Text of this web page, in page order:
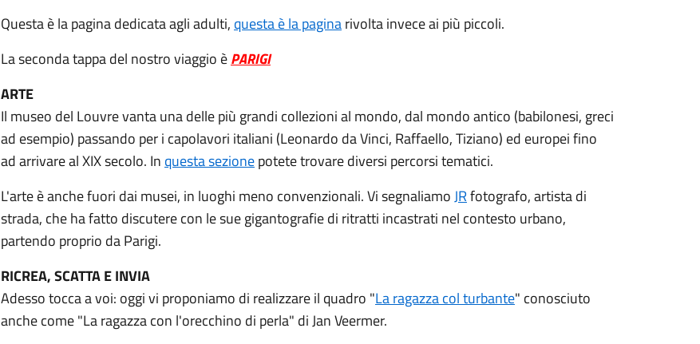
Questa è la pagina dedicata agli adulti, questa è la paginarivolta invece ai più piccoli.
La seconda tappa del nostro viaggio èPARIGI
ARTE
Il museo del Louvre vanta una delle più grandi collezioni al mondo, dal mondo antico (babilonesi, greci
ad esempio) passando per i capolavori italiani (Leonardo da Vinci, Raffaello, Tiziano) ed europei fino
ad arrivare al XIX secolo. In questa sezionepotete trovare diversi percorsi tematici.
L'arte è anche fuori dai musei, in luoghi meno convenzionali. Vi segnaliamoJRfotografo, artista di
strada, che ha fatto discutere con le sue gigantografie di ritratti incastrati nel contesto urbano,
partendo proprio da Parigi.
RICREA, SCATTA E INVIA
Adesso tocca a voi: oggi vi proponiamo di realizzare il quadro "La ragazza col turbante" conosciuto
anche come "La ragazza con l'orecchino di perla" di Jan Veermer.